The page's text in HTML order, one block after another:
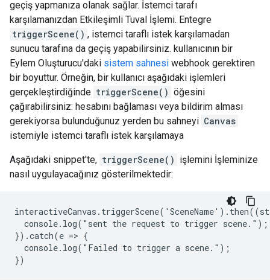
geçiş yapmanıza olanak sağlar. İstemci tarafı
karşılamanızdan Etkileşimli Tuval İşlemi. Entegre
triggerScene() , istemci taraflı istek karşılamadan
sunucu tarafına da geçiş yapabilirsiniz. kullanıcının bir
Eylem Oluşturucu'daki sistem sahnesi webhook gerektiren
bir boyuttur. Örneğin, bir kullanıcı aşağıdaki işlemleri
gerçekleştirdiğinde triggerScene() öğesini
çağırabilirsiniz: hesabını bağlaması veya bildirim alması
gerekiyorsa bulunduğunuz yerden bu sahneyi Canvas
istemiyle istemci taraflı istek karşılamaya
Aşağıdaki snippet'te, triggerScene() işlemini İşleminize
nasıl uygulayacağınız gösterilmektedir:
  console.log("sent the request to trigger scene.");
}).catch(e => {
  console.log("Failed to trigger a scene.");